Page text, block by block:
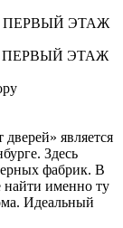
ЭТАЖ
ЭТАЖ
является
Здесь
фабрик. В
найти именно ту
Идеальный